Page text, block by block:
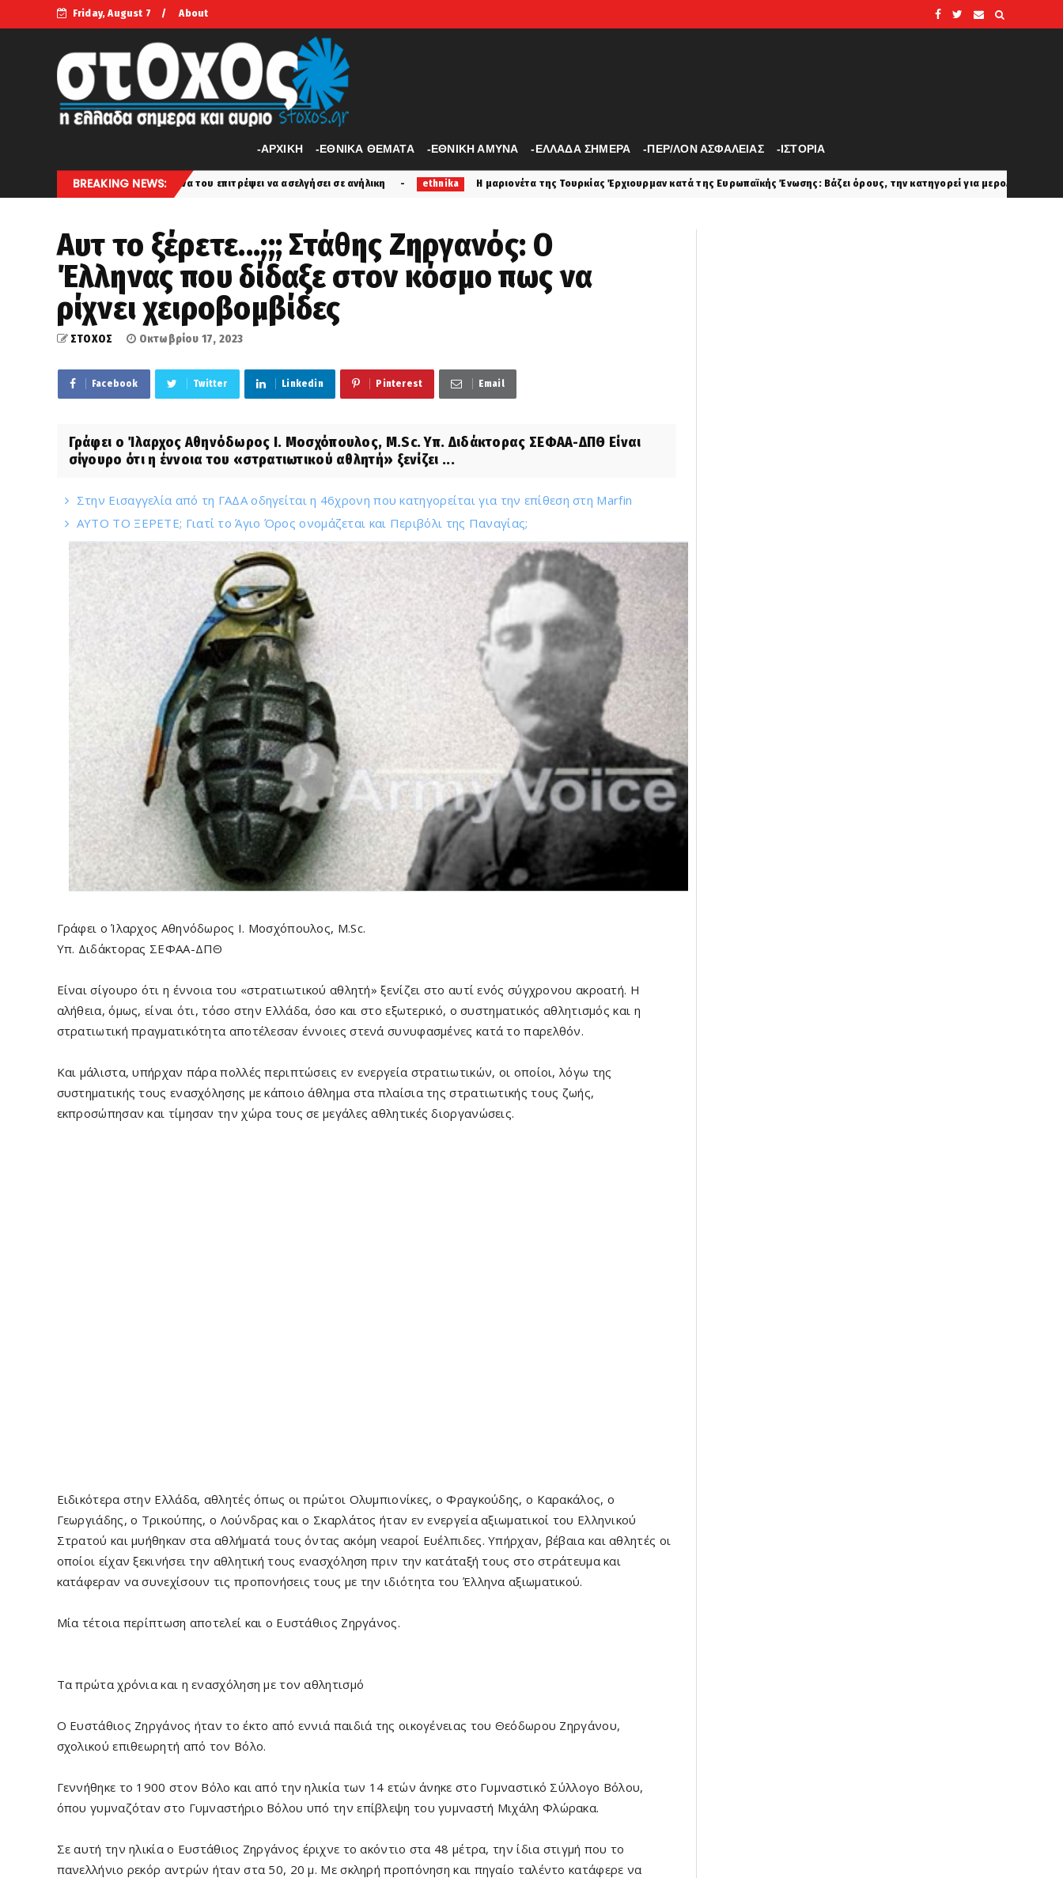
Friday, August 7 About
-APXIKH -ΕΘΝΙΚΑ ΘΕΜΑΤΑ -ΕΘΝΙΚΗ ΑΜΥΝΑ -ΕΛΛΑΔΑ ΣΗΜΕΡΑ -ΠΕΡ/ΛΟΝ ΑΣΦΑΛΕΙΑΣ -ΙΣΤΟΡΙΑ
BREAKING NEWS:
για να του επιτρέψει να ασελγήσει σε ανήλικη ethnika Η μαριονέτα της Τουρκίας Έρχιουρμαν κατά της Ευρωπαϊκής Ένωσης: Βάζει όρους, την κατηγορεί για μεροληψία στην προκλητική γραμμή
Αυτ το ξέρετε...;;; Στάθης Ζηργανός: Ο
Έλληνας που δίδαξε στον κόσμο πως να
ρίχνει χειροβομβίδες
ΣΤΟΧΟΣ Οκτωβρίου 17, 2023
Facebook Twitter Linkedin Pinterest Email
Γράφει ο Ίλαρχος Αθηνόδωρος Ι. Μοσχόπουλος, M.Sc. Υπ. Διδάκτορας ΣΕΦΑΑ-ΔΠΘ Είναι
σίγουρο ότι η έννοια του «στρατιωτικού αθλητή» ξενίζει ...
Στην Εισαγγελία από τη ΓΑΔΑ οδηγείται η 46χρονη που κατηγορείται για την επίθεση στη Marfin
ΑΥΤΟ ΤΟ ΞΕΡΕΤΕ; Γιατί το Άγιο Όρος ονομάζεται και Περιβόλι της Παναγίας;
Γράφει ο Ίλαρχος Αθηνόδωρος Ι. Μοσχόπουλος, M.Sc.
Υπ. Διδάκτορας ΣΕΦΑΑ-ΔΠΘ
Είναι σίγουρο ότι η έννοια του «στρατιωτικού αθλητή» ξενίζει στο αυτί ενός σύγχρονου ακροατή. Η
αλήθεια, όμως, είναι ότι, τόσο στην Ελλάδα, όσο και στο εξωτερικό, ο συστηματικός αθλητισμός και η
στρατιωτική πραγματικότητα αποτέλεσαν έννοιες στενά συνυφασμένες κατά το παρελθόν.
Και μάλιστα, υπήρχαν πάρα πολλές περιπτώσεις εν ενεργεία στρατιωτικών, οι οποίοι, λόγω της
συστηματικής τους ενασχόλησης με κάποιο άθλημα στα πλαίσια της στρατιωτικής τους ζωής,
εκπροσώπησαν και τίμησαν την χώρα τους σε μεγάλες αθλητικές διοργανώσεις.
Ειδικότερα στην Ελλάδα, αθλητές όπως οι πρώτοι Ολυμπιονίκες, ο Φραγκούδης, ο Καρακάλος, ο
Γεωργιάδης, ο Τρικούπης, ο Λούνδρας και ο Σκαρλάτος ήταν εν ενεργεία αξιωματικοί του Ελληνικού
Στρατού και μυήθηκαν στα αθλήματά τους όντας ακόμη νεαροί Ευέλπιδες. Υπήρχαν, βέβαια και αθλητές οι
οποίοι είχαν ξεκινήσει την αθλητική τους ενασχόληση πριν την κατάταξή τους στο στράτευμα και
κατάφεραν να συνεχίσουν τις προπονήσεις τους με την ιδιότητα του Έλληνα αξιωματικού.
Μία τέτοια περίπτωση αποτελεί και ο Ευστάθιος Ζηργάνος.
Τα πρώτα χρόνια και η ενασχόληση με τον αθλητισμό
Ο Ευστάθιος Ζηργάνος ήταν το έκτο από εννιά παιδιά της οικογένειας του Θεόδωρου Ζηργάνου,
σχολικού επιθεωρητή από τον Βόλο.
Γεννήθηκε το 1900 στον Βόλο και από την ηλικία των 14 ετών άνηκε στο Γυμναστικό Σύλλογο Βόλου,
όπου γυμναζόταν στο Γυμναστήριο Βόλου υπό την επίβλεψη του γυμναστή Μιχάλη Φλώρακα.
Σε αυτή την ηλικία ο Ευστάθιος Ζηργάνος έριχνε το ακόντιο στα 48 μέτρα, την ίδια στιγμή που το
πανελλήνιο ρεκόρ αντρών ήταν στα 50, 20 μ. Με σκληρή προπόνηση και πηγαίο ταλέντο κατάφερε να